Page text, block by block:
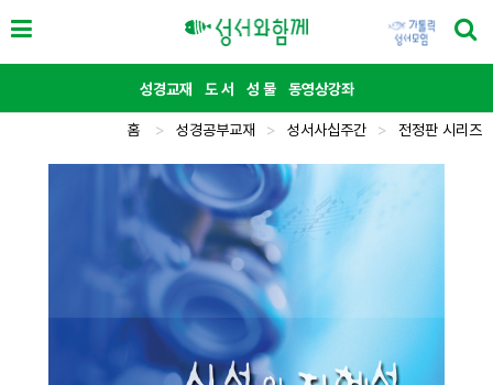
성경교재 도 서 성 물 동영상강좌
홈 > 성경공부교재 > 성서사십주간 > 전정판 시리즈